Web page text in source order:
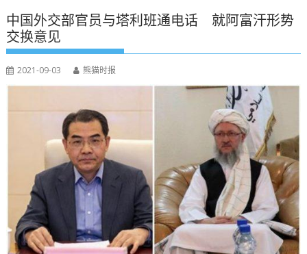
中国外交部官员与塔利班通电话 就阿富汗形势
交换意见
2021-09-03 熊猫时报